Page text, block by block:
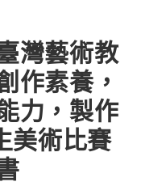
灣藝術教
作素養，
力，製作
美術比賽